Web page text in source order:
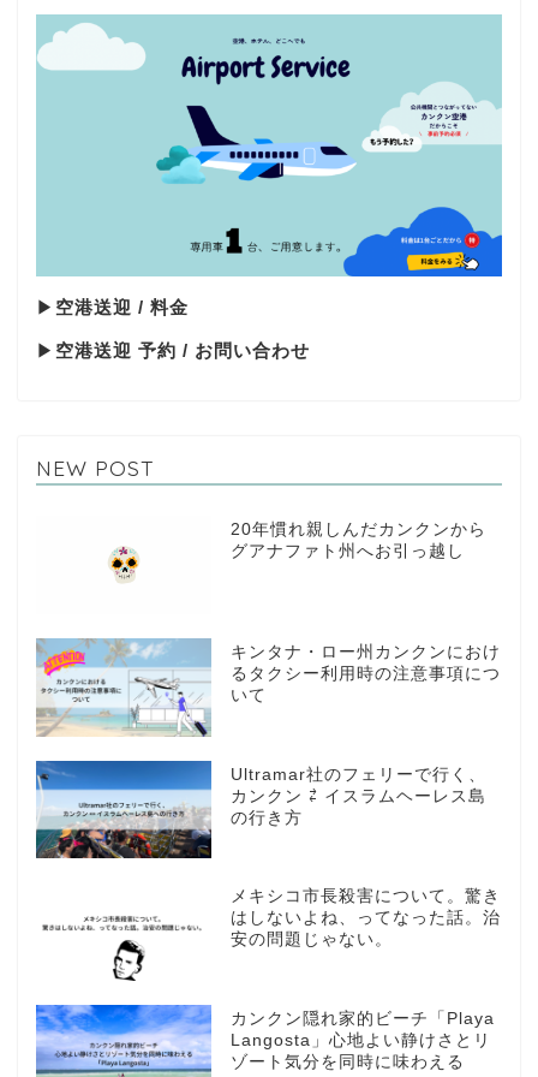
▶ 空港送迎 / 料金
▶ 空港送迎 予約 / お問い合わせ
NEW POST
20年慣れ親しんだカンクンから
グアナファト州へお引っ越し
キンタナ・ロー州カンクンにおけ
るタクシー利用時の注意事項につ
いて
Ultramar社のフェリーで行く、
カンクン ⇄ イスラムヘーレス島
の行き方
メキシコ市長殺害について。驚き
はしないよね、ってなった話。治
安の問題じゃない。
カンクン隠れ家的ビーチ「Playa
Langosta」心地よい静けさとリ
ゾート気分を同時に味わえる